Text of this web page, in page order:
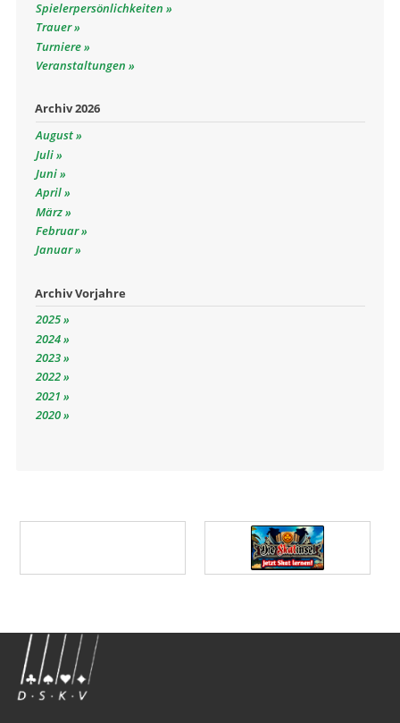
Spielerpersönlichkeiten
Trauer
Turniere
Veranstaltungen
Archiv 2026
August
Juli
Juni
April
März
Februar
Januar
Archiv Vorjahre
2025
2024
2023
2022
2021
2020